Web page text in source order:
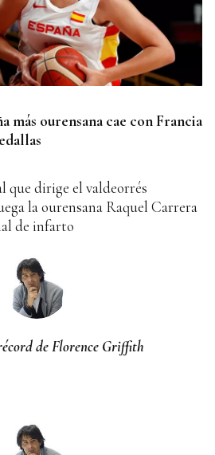
más ourensana cae con Francia
que dirige el valdeorrés
la ourensana Raquel Carrera
de infarto
de Florence Griffith